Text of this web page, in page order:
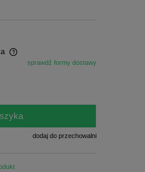
sprawdź formy dostawy
dodaj do przechowalni